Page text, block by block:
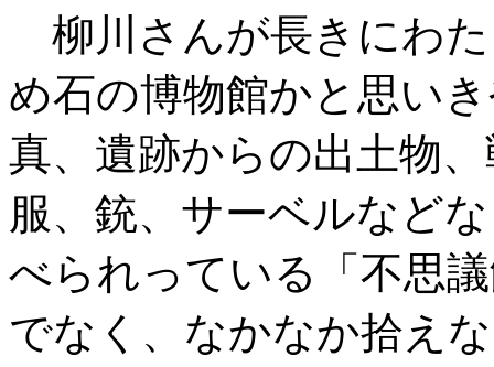
柳川さんが長きにわ
め石の博物館かと思い
真、遺跡からの出土物
服、銃、サーベルなど
べられっている「不思
でなく、なかなか拾え